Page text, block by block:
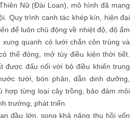
Nữ (Đài Loan), mô hình đã mang
Quy trình canh tác khép kín, hiện đại
để luôn chủ động về nhiệt độ, độ ẩm
quanh có lưới chắn côn trùng và
thể đóng, mở tùy điều kiện thời tiết.
được đấu nối với bộ điều khiển trung
tưới, bón phân, dẫn dinh dưỡng,
hợp từng loại cây trồng, bảo đảm môi
trưởng, phát triển.
đầu lớn, song khả năng thu hồi vốn